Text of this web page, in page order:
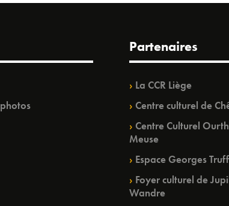
Partenaires
La CCR Liège
Centre culturel de
Centre Culturel
Meuse
Espace Georges
Foyer culturel de
Wandre